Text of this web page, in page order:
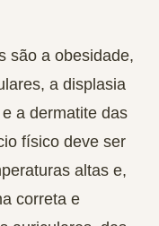
são a obesidade,
a displasia
a dermatite das
físico deve ser
altas e,
correta e